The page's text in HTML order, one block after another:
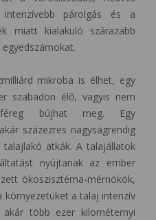
párolgás és a
miatt kialakuló szárazabb
mikroba is élhet, egy
szabadon élő, vagyis nem
bújhat meg. Egy
százezres nagyságrendig
atkák. A talajállatok
nyújtanak az ember
ökoszisztéma-mérnökök,
környezetüket a talaj intenzív
akár több ezer kilométernyi